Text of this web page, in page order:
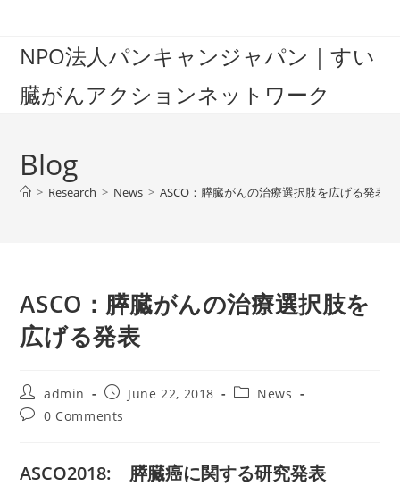
contentNPO法人パンキャンジャパン｜すい
臓がんアクションネットワーク
Blog
> Research > News > ASCO：膵臓がんの治療選択肢を広げる発表
ASCO：膵臓がんの治療選択肢を
広げる発表
Post
author:
admin
Post
published:
June 22, 2018
PostNews
Post0 Comments
ASCO2018: 膵臓癌に関する研究発表